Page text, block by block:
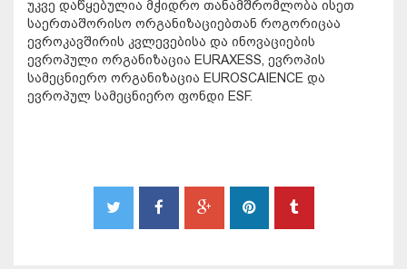
უკვე დაწყებულია მჭიდრო თანამშრომლობა ისეთ
საერთაშორისო ორგანიზაციებთან როგორიცაა
ევროკავშირის კვლევებისა და ინოვაციების
ევროპული ორგანიზაცია EURAXESS, ევროპის
სამეცნიერო ორგანიზაცია EUROSCAIENCE და
ევროპულ სამეცნიერო ფონდი ESF.